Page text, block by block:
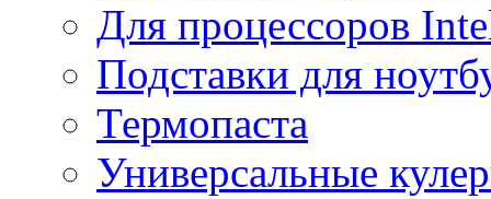
Для процессоров
Подставки для
Термопаста
Универсальные